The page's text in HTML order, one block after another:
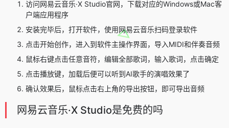
访问网易云音乐·X Studio官网，下载对应的Windows或Mac客
户端应用程序
安装完毕后，打开软件，使用网易云音乐扫码登录软件
点击开始创作，进入到软件主操作界面，导入MIDI和伴奏音频
鼠标右键点击任意音符，编辑全部歌词，输入歌词，点击确定
点击播放键，加载后便可以听到AI歌手的演唱效果了
确认效果后，鼠标点击右上角的导出按钮，即可导出音频
网易云音乐·X Studio是免费的吗